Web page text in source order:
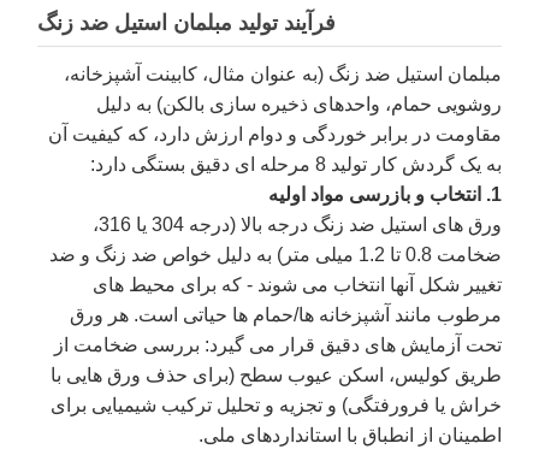
فرآیند تولید مبلمان استیل ضد زنگ
مبلمان استیل ضد زنگ (به عنوان مثال، کابینت آشپزخانه،
روشویی حمام، واحدهای ذخیره سازی بالکن) به دلیل
مقاومت در برابر خوردگی و دوام ارزش دارد، که کیفیت آن
به یک گردش کار تولید 8 مرحله ای دقیق بستگی دارد:
1. انتخاب و بازرسی مواد اولیه
ورق های استیل ضد زنگ درجه بالا (درجه 304 یا 316،
ضخامت 0.8 تا 1.2 میلی متر) به دلیل خواص ضد زنگ و ضد
تغییر شکل آنها انتخاب می شوند - که برای محیط های
مرطوب مانند آشپزخانه ها/حمام ها حیاتی است. هر ورق
تحت آزمایش های دقیق قرار می گیرد: بررسی ضخامت از
طریق کولیس، اسکن عیوب سطح (برای حذف ورق هایی با
خراش یا فرورفتگی) و تجزیه و تحلیل ترکیب شیمیایی برای
اطمینان از انطباق با استانداردهای ملی.